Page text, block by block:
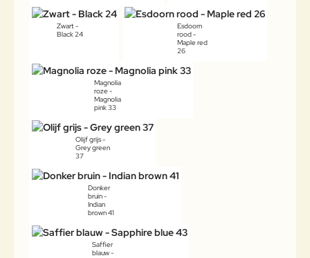
Zwart -
Black 24
Esdoorn
rood -
Maple red
26
Magnolia
roze -
Magnolia
pink 33
Olijf grijs -
Grey green
37
Donker
bruin -
Indian
brown 41
Saffier
blauw -